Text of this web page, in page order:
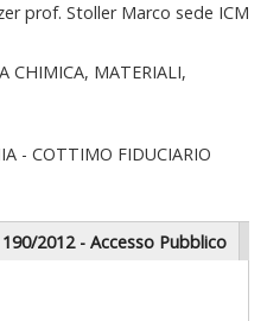
prof. Stoller Marco sede ICM
CHIMICA, MATERIALI,
- COTTIMO FIDUCIARIO
190/2012 - Accesso Pubblico